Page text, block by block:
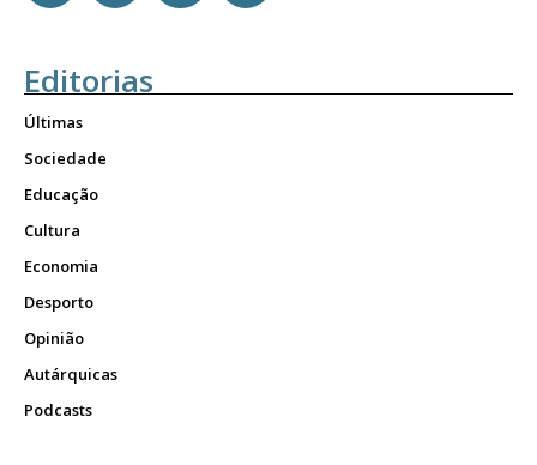
Editorias
Últimas
Sociedade
Educação
Cultura
Economia
Desporto
Opinião
Autárquicas
Podcasts